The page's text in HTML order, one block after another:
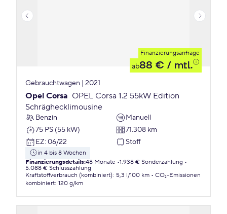
Finanzierungsanfrage
ab88 € / mtl.
Gebrauchtwagen | 2021
Opel Corsa OPEL Corsa 1.2 55kW Edition
Schräghecklimousine
Benzin
Manuell
75 PS (55 kW)
71.308 km
EZ: 06/22 Stoff
in 4 bis 8 Wochen
Finanzierungsdetails:48 Monate 1.938 € Sonderzahlung
5.088 € Schlusszahlung
Kraftstoffverbrauch (kombiniert): 5,3 l/100 km
CO₂-Emissionen
kombiniert: 120 g/km